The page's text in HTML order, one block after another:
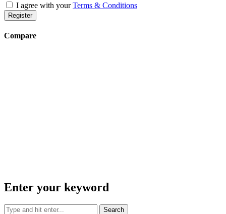
I agree with yourTerms & Conditions
Register
Compare
Enter your keyword
Search